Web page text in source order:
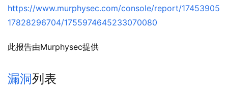
https://www.murphysec.com/console/report/17453905
17828296704/1755974645233070080
此报告由Murphysec提供
漏洞列表